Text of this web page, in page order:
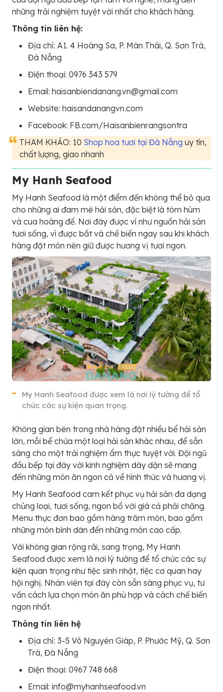
những trải nghiệm tuyệt vời nhất cho khách hàng.
Thông tin liên hệ:
Địa chỉ: A1. 4 Hoàng Sa, P. Mân Thái, Q. Sơn Trà,
Đà Nẵng
Điện thoại: 0976 343 579
Email: haisanbiendanang.vn@gmail.com
Website: haisandanangvn.com
Facebook: FB.com/Haisanbienrangsontra
THAM KHẢO: 10 Shop hoa tươi tại Đà Nẵng uy tín,
chất lượng, giao nhanh
My Hanh Seafood
My Hanh Seafood là một điểm đến không thể bỏ qua
cho những ai đam mê hải sản, đặc biệt là tôm hùm
và cua hoàng đế. Nơi đây được ví như nguồn hải sản
tươi sống, vì được bắt và chế biến ngay sau khi khách
hàng đặt món nên giữ được hương vị tươi ngon.
My Hanh Seafood được xem là nơi lý tưởng để tổ
chức các sự kiện quan trọng.
Không gian bên trong nhà hàng đặt nhiều bể hải sản
lớn, mỗi bể chứa một loại hải sản khác nhau, để sẵn
sàng cho một trải nghiệm ẩm thực tuyệt vời. Đội ngũ
đầu bếp tại đây với kinh nghiệm dày dặn sẽ mang
đến những món ăn ngon cả về hình thức và hương vị.
My Hanh Seafood cam kết phục vụ hải sản đa dạng
chủng loại, tươi sống, ngon bổ với giá cả phải chăng.
Menu thực đơn bao gồm hàng trăm món, bao gồm
những món bình dân đến những món cao cấp.
Với không gian rộng rãi, sang trọng, My Hanh
Seafood được xem là nơi lý tưởng để tổ chức các sự
kiện quan trọng như tiệc sinh nhật, tiệc cơ quan hay
hội nghị. Nhân viên tại đây còn sẵn sàng phục vụ, tư
vấn cách lựa chọn món ăn phù hợp và cách chế biến
ngon nhất.
Thông tin liên hệ
Địa chỉ: 3-5 Võ Nguyên Giáp, P. Phước Mỹ, Q. Sơn
Trà, Đà Nẵng
Điện thoại: 0967 748 668
Email: info@myhanhseafood.vn